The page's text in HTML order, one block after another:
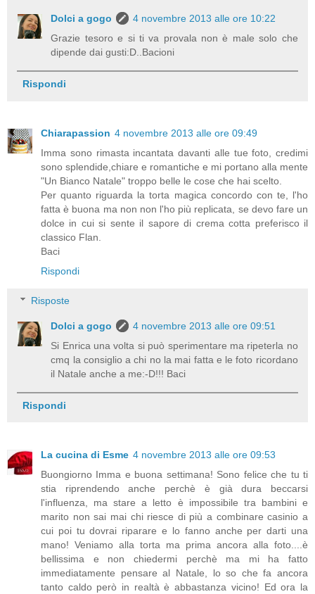
Dolci a gogo
4 novembre 2013 alle ore 10:22
Grazie tesoro e si ti va provala non è male solo che
dipende dai gusti:D..Bacioni
Rispondi
Chiarapassion 4 novembre 2013 alle ore 09:49
Imma sono rimasta incantata davanti alle tue foto, credimi
sono splendide,chiare e romantiche e mi portano alla mente
"Un Bianco Natale" troppo belle le cose che hai scelto.
Per quanto riguarda la torta magica concordo con te, l'ho
fatta è buona ma non non l'ho più replicata, se devo fare un
dolce in cui si sente il sapore di crema cotta preferisco il
classico Flan.
Baci
Rispondi
Risposte
Dolci a gogo
4 novembre 2013 alle ore 09:51
Si Enrica una volta si può sperimentare ma ripeterla no
cmq la consiglio a chi no la mai fatta e le foto ricordano
il Natale anche a me:-D!!! Baci
Rispondi
La cucina di Esme 4 novembre 2013 alle ore 09:53
Buongiorno Imma e buona settimana! Sono felice che tu ti
stia riprendendo anche perchè è già dura beccarsi
l'influenza, ma stare a letto è impossibile tra bambini e
marito non sai mai chi riesce di più a combinare casinio a
cui poi tu dovrai riparare e lo fanno anche per darti una
mano! Veniamo alla torta ma prima ancora alla foto....è
bellissima e non chiedermi perchè ma mi ha fatto
immediatamente pensare al Natale, lo so che fa ancora
tanto caldo però in realtà è abbastanza vicino! Ed ora la